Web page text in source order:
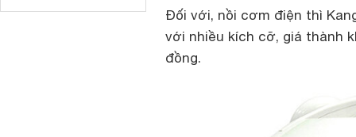
Đối với, nồi cơm điện thì
với nhiều kích cỡ, giá thành
đồng.